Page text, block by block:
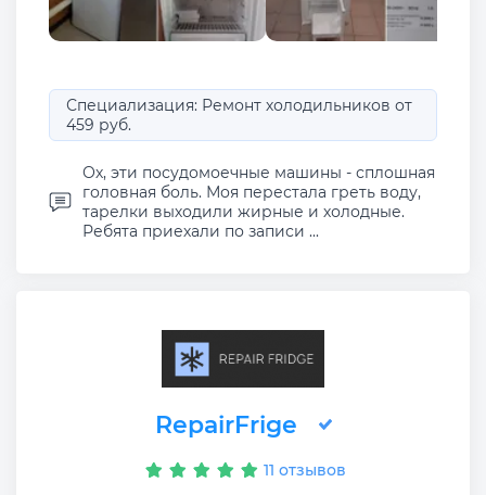
Специализация: Ремонт холодильников от
459 руб.
Ох, эти посудомоечные машины - сплошная
головная боль. Моя перестала греть воду,
тарелки выходили жирные и холодные.
Ребята приехали по записи ...
RepairFrige
11 отзывов